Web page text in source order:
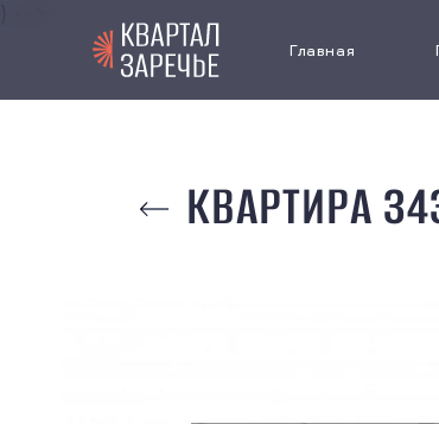
Главная
КВАРТИРА